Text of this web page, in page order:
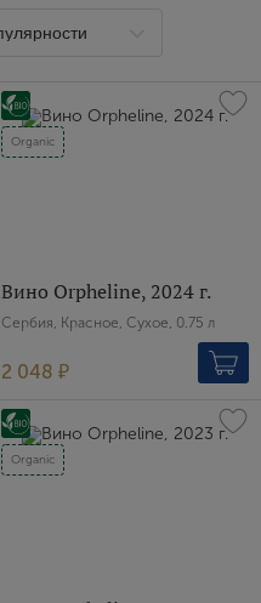
Organic
Вино Orpheline, 2024 г.
Сербия, Красное, Сухое, 0.75 л
2 048 ₽
Organic